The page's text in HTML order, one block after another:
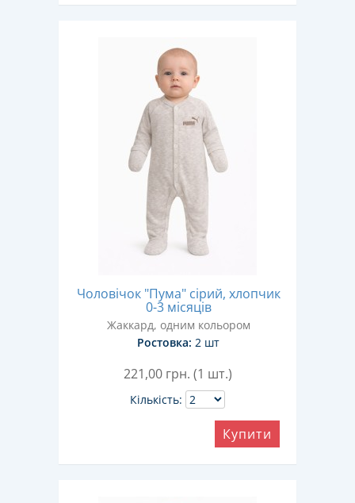
Чоловічок "Пума" сірий, хлопчик
0-3 місяців
Жаккард, одним кольором
Ростовка: 2 шт
221,00 грн. (1 шт.)
Кількість:
Купити